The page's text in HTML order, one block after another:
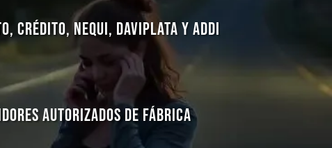
Crédito, Nequi, Daviplata y Addi
Autorizados de Fábrica